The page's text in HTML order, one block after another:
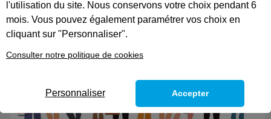
Formation certifiante
l'utilisation du site. Nous conservons votre choix pendant 6
mois. Vous pouvez également paramétrer vos choix en
cliquant sur "Personnaliser".
Consulter notre politique de cookies
Personnaliser Accepter